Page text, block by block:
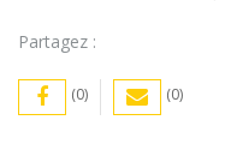
Partagez :
(0) (0)